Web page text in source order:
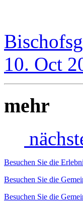
10. Oct
mehr
Besuchen Sie die
Besuchen Sie die
Besuchen Sie die